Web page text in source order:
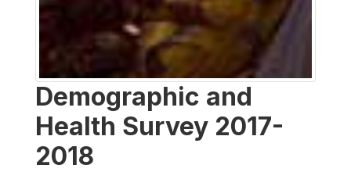
Demographic and
Health Survey 2017-
2018